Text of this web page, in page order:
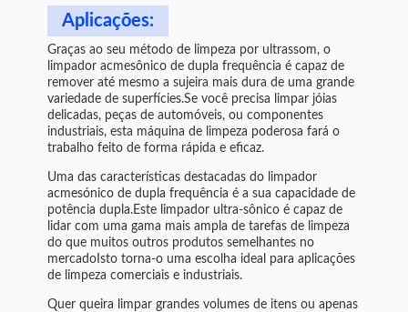
Aplicações:
Graças ao seu método de limpeza por ultrassom, o
limpador acmesônico de dupla frequência é capaz de
remover até mesmo a sujeira mais dura de uma grande
variedade de superfícies.Se você precisa limpar jóias
delicadas, peças de automóveis, ou componentes
industriais, esta máquina de limpeza poderosa fará o
trabalho feito de forma rápida e eficaz.
Uma das características destacadas do limpador
acmesónico de dupla frequência é a sua capacidade de
potência dupla.Este limpador ultra-sônico é capaz de
lidar com uma gama mais ampla de tarefas de limpeza
do que muitos outros produtos semelhantes no
mercadoIsto torna-o uma escolha ideal para aplicações
de limpeza comerciais e industriais.
Quer queira limpar grandes volumes de itens ou apenas